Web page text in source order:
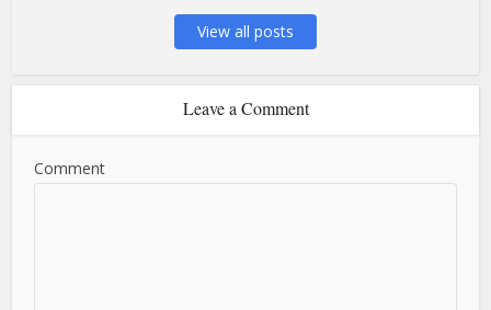
View all posts
Leave a Comment
Comment